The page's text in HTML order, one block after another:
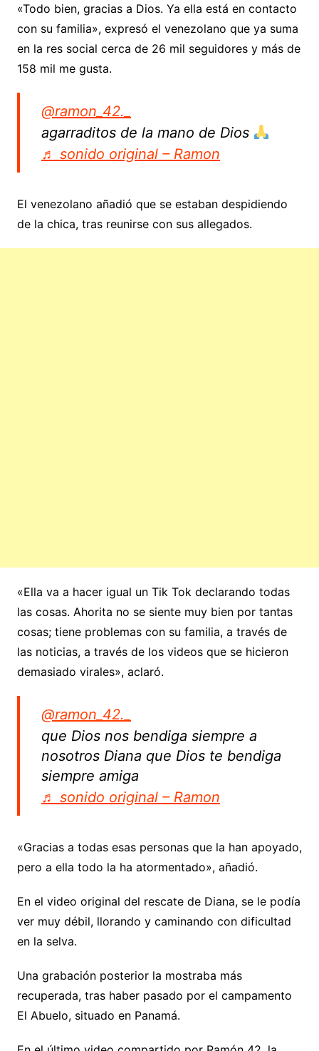
«Todo bien, gracias a Dios. Ya ella está en contacto
con su familia», expresó el venezolano que ya suma
en la res social cerca de 26 mil seguidores y más de
158 mil me gusta.
@ramon_42._
agarraditos de la mano de Dios
♬ sonido original – Ramon
El venezolano añadió que se estaban despidiendo
de la chica, tras reunirse con sus allegados.
«Ella va a hacer igual un Tik Tok declarando todas
las cosas. Ahorita no se siente muy bien por tantas
cosas; tiene problemas con su familia, a través de
las noticias, a través de los videos que se hicieron
demasiado virales», aclaró.
@ramon_42._
que Dios nos bendiga siempre a
nosotros Diana que Dios te bendiga
siempre amiga
♬ sonido original – Ramon
«Gracias a todas esas personas que la han apoyado,
pero a ella todo la ha atormentado», añadió.
En el video original del rescate de Diana, se le podía
ver muy débil, llorando y caminando con dificultad
en la selva.
Una grabación posterior la mostraba más
recuperada, tras haber pasado por el campamento
El Abuelo, situado en Panamá.